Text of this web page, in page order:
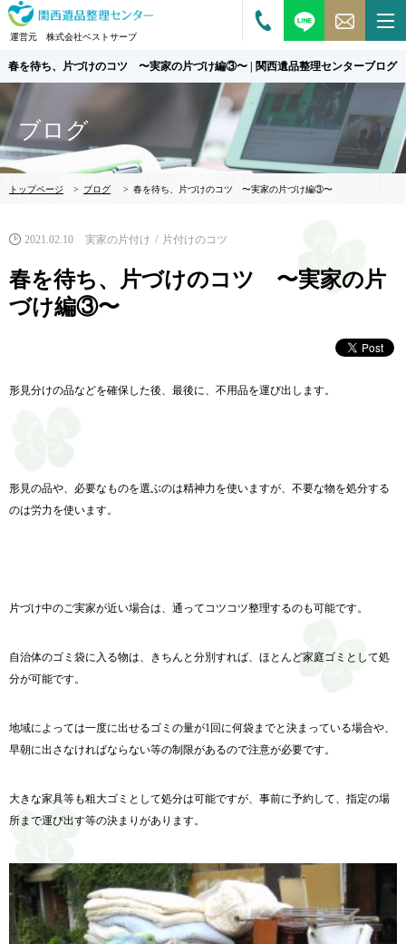
運営元 株式会社ベストサーブ
春を待ち、片づけのコツ 〜実家の片づけ編③〜 | 関西遺品整理センターブログ
ブログ
トップページ > ブログ > 春を待ち、片づけのコツ 〜実家の片づけ編③〜
2021.02.10 実家の片付け 片付けのコツ
春を待ち、片づけのコツ 〜実家の片
づけ編③〜
形見分けの品などを確保した後、最後に、不用品を運び出します。
形見の品や、必要なものを選ぶのは精神力を使いますが、不要な物を処分する
のは労力を使います。
片づけ中のご実家が近い場合は、通ってコツコツ整理するのも可能です。
自治体のゴミ袋に入る物は、きちんと分別すれば、ほとんど家庭ゴミとして処
分が可能です。
地域によっては一度に出せるゴミの量が1回に何袋までと決まっている場合や、
早朝に出さなければならない等の制限があるので注意が必要です。
大きな家具等も粗大ゴミとして処分は可能ですが、事前に予約して、指定の場
所まで運び出す等の決まりがあります。